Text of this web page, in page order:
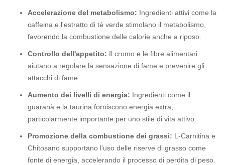
Accelerazione del metabolismo: Ingredienti attivi come la
caffeina e l'estratto di tè verde stimolano il metabolismo,
favorendo la combustione delle calorie anche a riposo.
Controllo dell'appetito: Il cromo e le fibre alimentari
aiutano a regolare la sensazione di fame e prevenire gli
attacchi di fame.
Aumento dei livelli di energia: Ingredienti come il
guaranà e la taurina forniscono energia extra,
particolarmente importante per uno stile di vita attivo.
Promozione della combustione dei grassi: L-Carnitina e
Chitosano supportano l'uso delle riserve di grasso come
fonte di energia, accelerando il processo di perdita di peso.